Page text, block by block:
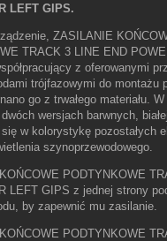
LEFT GIPS.
ZASILANIE
TRACK 3 LINE END
z oferowanymi
trójfazowymi do montażu
go z trwałego materiału.
wersjach barwnych,
w kolorystykę pozostałych
szynoprzewodowego.
PODTYNKOWE
LEFT GIPS z jednej strony
by zapewnić mu zasilanie.
PODTYNKOWE